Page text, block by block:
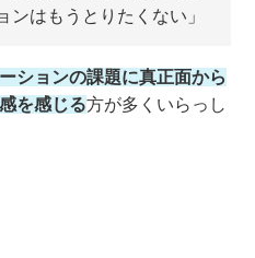
ンはもうとりたくない」
ションの課題に真正面から
を感じる方が多くいらっし